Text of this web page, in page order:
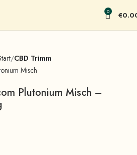
0 €
CBD Trimm
Plutonium Misch –